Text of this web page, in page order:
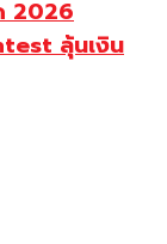
2026
ลุ้นเงิน